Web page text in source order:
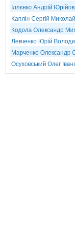
Іллєнко Андрій
Каплін Сергій
Кодола Олександр
Левченко Юрій
Марченко Олександр
Осуховський Олег